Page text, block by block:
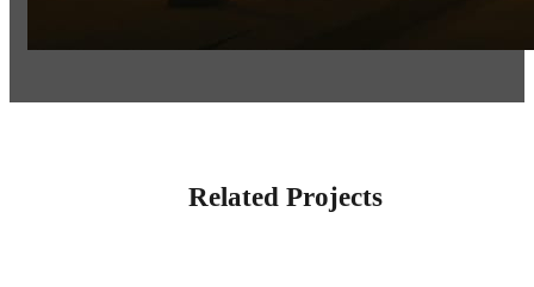
Related Projects